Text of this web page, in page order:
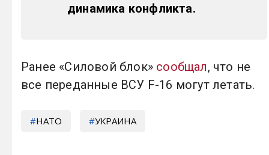
динамика конфликта.
Ранее «Силовой блок» сообщал, что не
все переданные ВСУ F-16 могут летать.
НАТО УКРАИНА